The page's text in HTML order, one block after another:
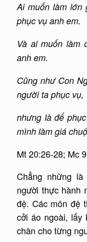
Ai muốn làm lớn
phục vụ anh em.
Và ai muốn làm
anh em.
Cũng như Con
người ta phục vụ,
nhưng là để
mình làm giá
Mt 20:26-28; Mc
Chẳng những
người thực hành
đệ. Các môn đệ
cởi áo ngoài, lấy
chân cho từng